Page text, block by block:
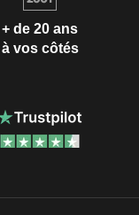
+ de 20 ans
à vos côtés